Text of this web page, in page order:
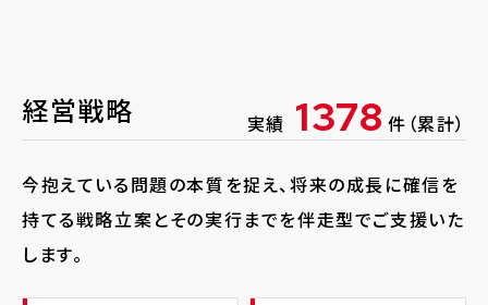
経営戦略 実績 1378 件（累計）
今抱えている問題の本質を捉え、将来の成長に確信を
持てる戦略立案とその実行までを伴走型でご支援いた
します。